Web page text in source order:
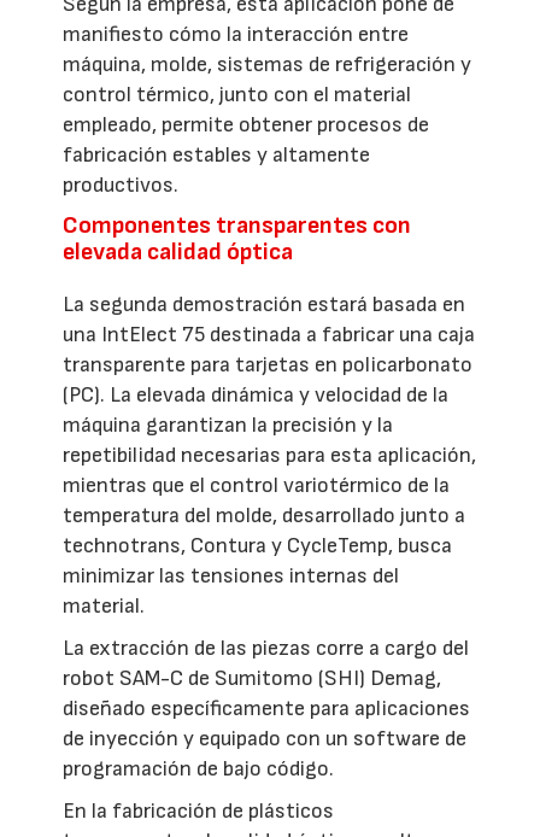
manifiesto cómo la interacción entre
máquina, molde, sistemas de refrigeración y
control térmico, junto con el material
empleado, permite obtener procesos de
fabricación estables y altamente
productivos.
Componentes transparentes con
elevada calidad óptica
La segunda demostración estará basada en
una IntElect 75 destinada a fabricar una caja
transparente para tarjetas en policarbonato
(PC). La elevada dinámica y velocidad de la
máquina garantizan la precisión y la
repetibilidad necesarias para esta aplicación,
mientras que el control variotérmico de la
temperatura del molde, desarrollado junto a
technotrans, Contura y CycleTemp, busca
minimizar las tensiones internas del
material.
La extracción de las piezas corre a cargo del
robot SAM-C de Sumitomo (SHI) Demag,
diseñado específicamente para aplicaciones
de inyección y equipado con un software de
programación de bajo código.
En la fabricación de plásticos